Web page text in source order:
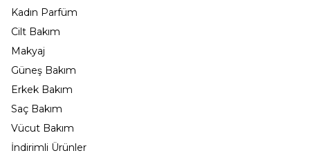
Kadın Parfüm
Cilt Bakım
Makyaj
Güneş Bakım
Erkek Bakım
Saç Bakım
Vücut Bakım
İndirimli Ürünler